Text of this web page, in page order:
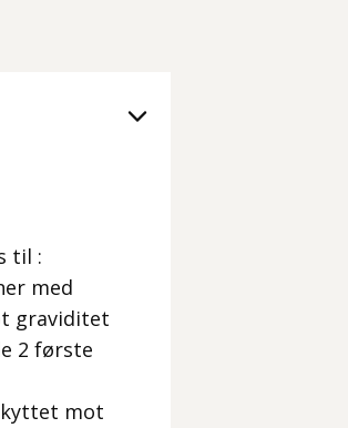
til :
med
graviditet
2 første
mot